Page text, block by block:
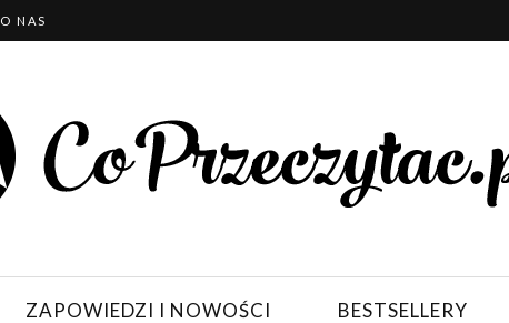
O NAS
ZAPOWIEDZI I NOWOŚCI BESTSELLERY